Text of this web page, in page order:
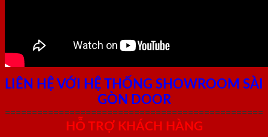
LIÊN HỆ VỚI HỆ THỐNG SHOWROOM SÀI
GÒN DOOR
================================================
HỖ TRỢ KHÁCH HÀNG